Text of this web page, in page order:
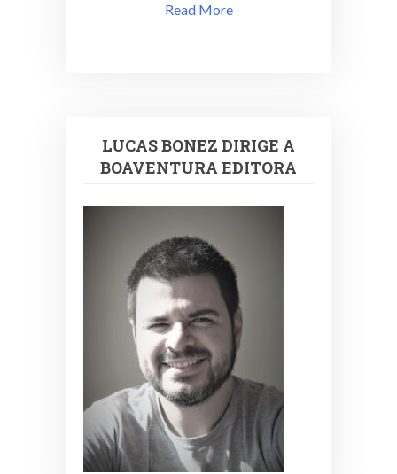
Read More
LUCAS BONEZ DIRIGE A
BOAVENTURA EDITORA